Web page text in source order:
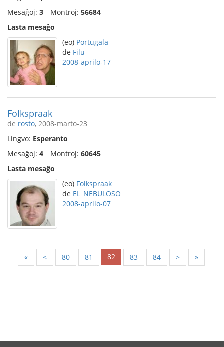
Mesaĝoj: 3 Montroj: 56684
Lasta mesaĝo
(eo) Portugala
de Filu
2008-aprilo-17
Folkspraak
de rosto, 2008-marto-23
Lingvo: Esperanto
Mesaĝoj: 4 Montroj: 60645
Lasta mesaĝo
(eo) Folkspraak
de EL_NEBULOSO
2008-aprilo-07
« < 80 81 82 83 84 > »